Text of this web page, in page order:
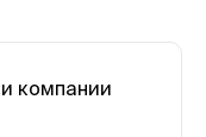
компании